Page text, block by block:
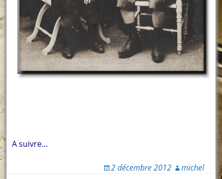
A suivre…
2 décembre 2012 michel